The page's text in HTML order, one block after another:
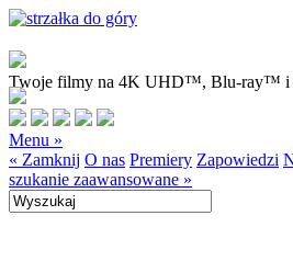
Twoje filmy na 4K UHD™, Blu-ray™
Menu »
« Zamknij O nas Premiery Zapowiedzi
szukanie zaawansowane »